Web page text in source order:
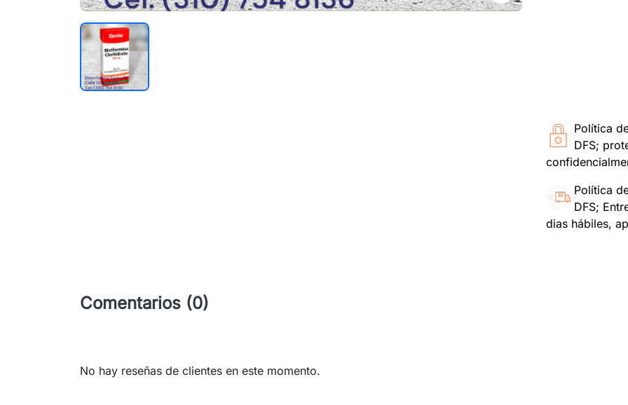
Política
DFS;
Política
DFS;
dias hábiles,
Comentarios (0)
No hay reseñas de clientes en este momento.